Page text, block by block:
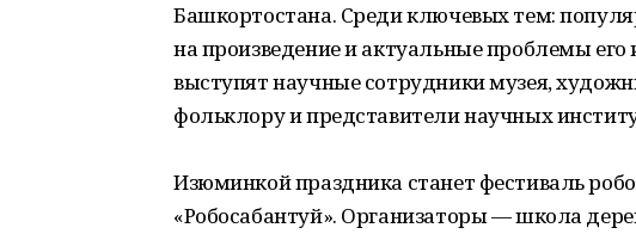
Башкортостана. Среди ключевых тем:
на произведение и актуальные проблемы
выступят научные сотрудники музея,
фольклору и представители научных
Изюминкой праздника станет фестиваль
«Робосабантуй». Организаторы — школа